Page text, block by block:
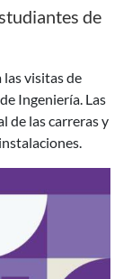
de
las visitas de
Ingeniería. Las
de las carreras y